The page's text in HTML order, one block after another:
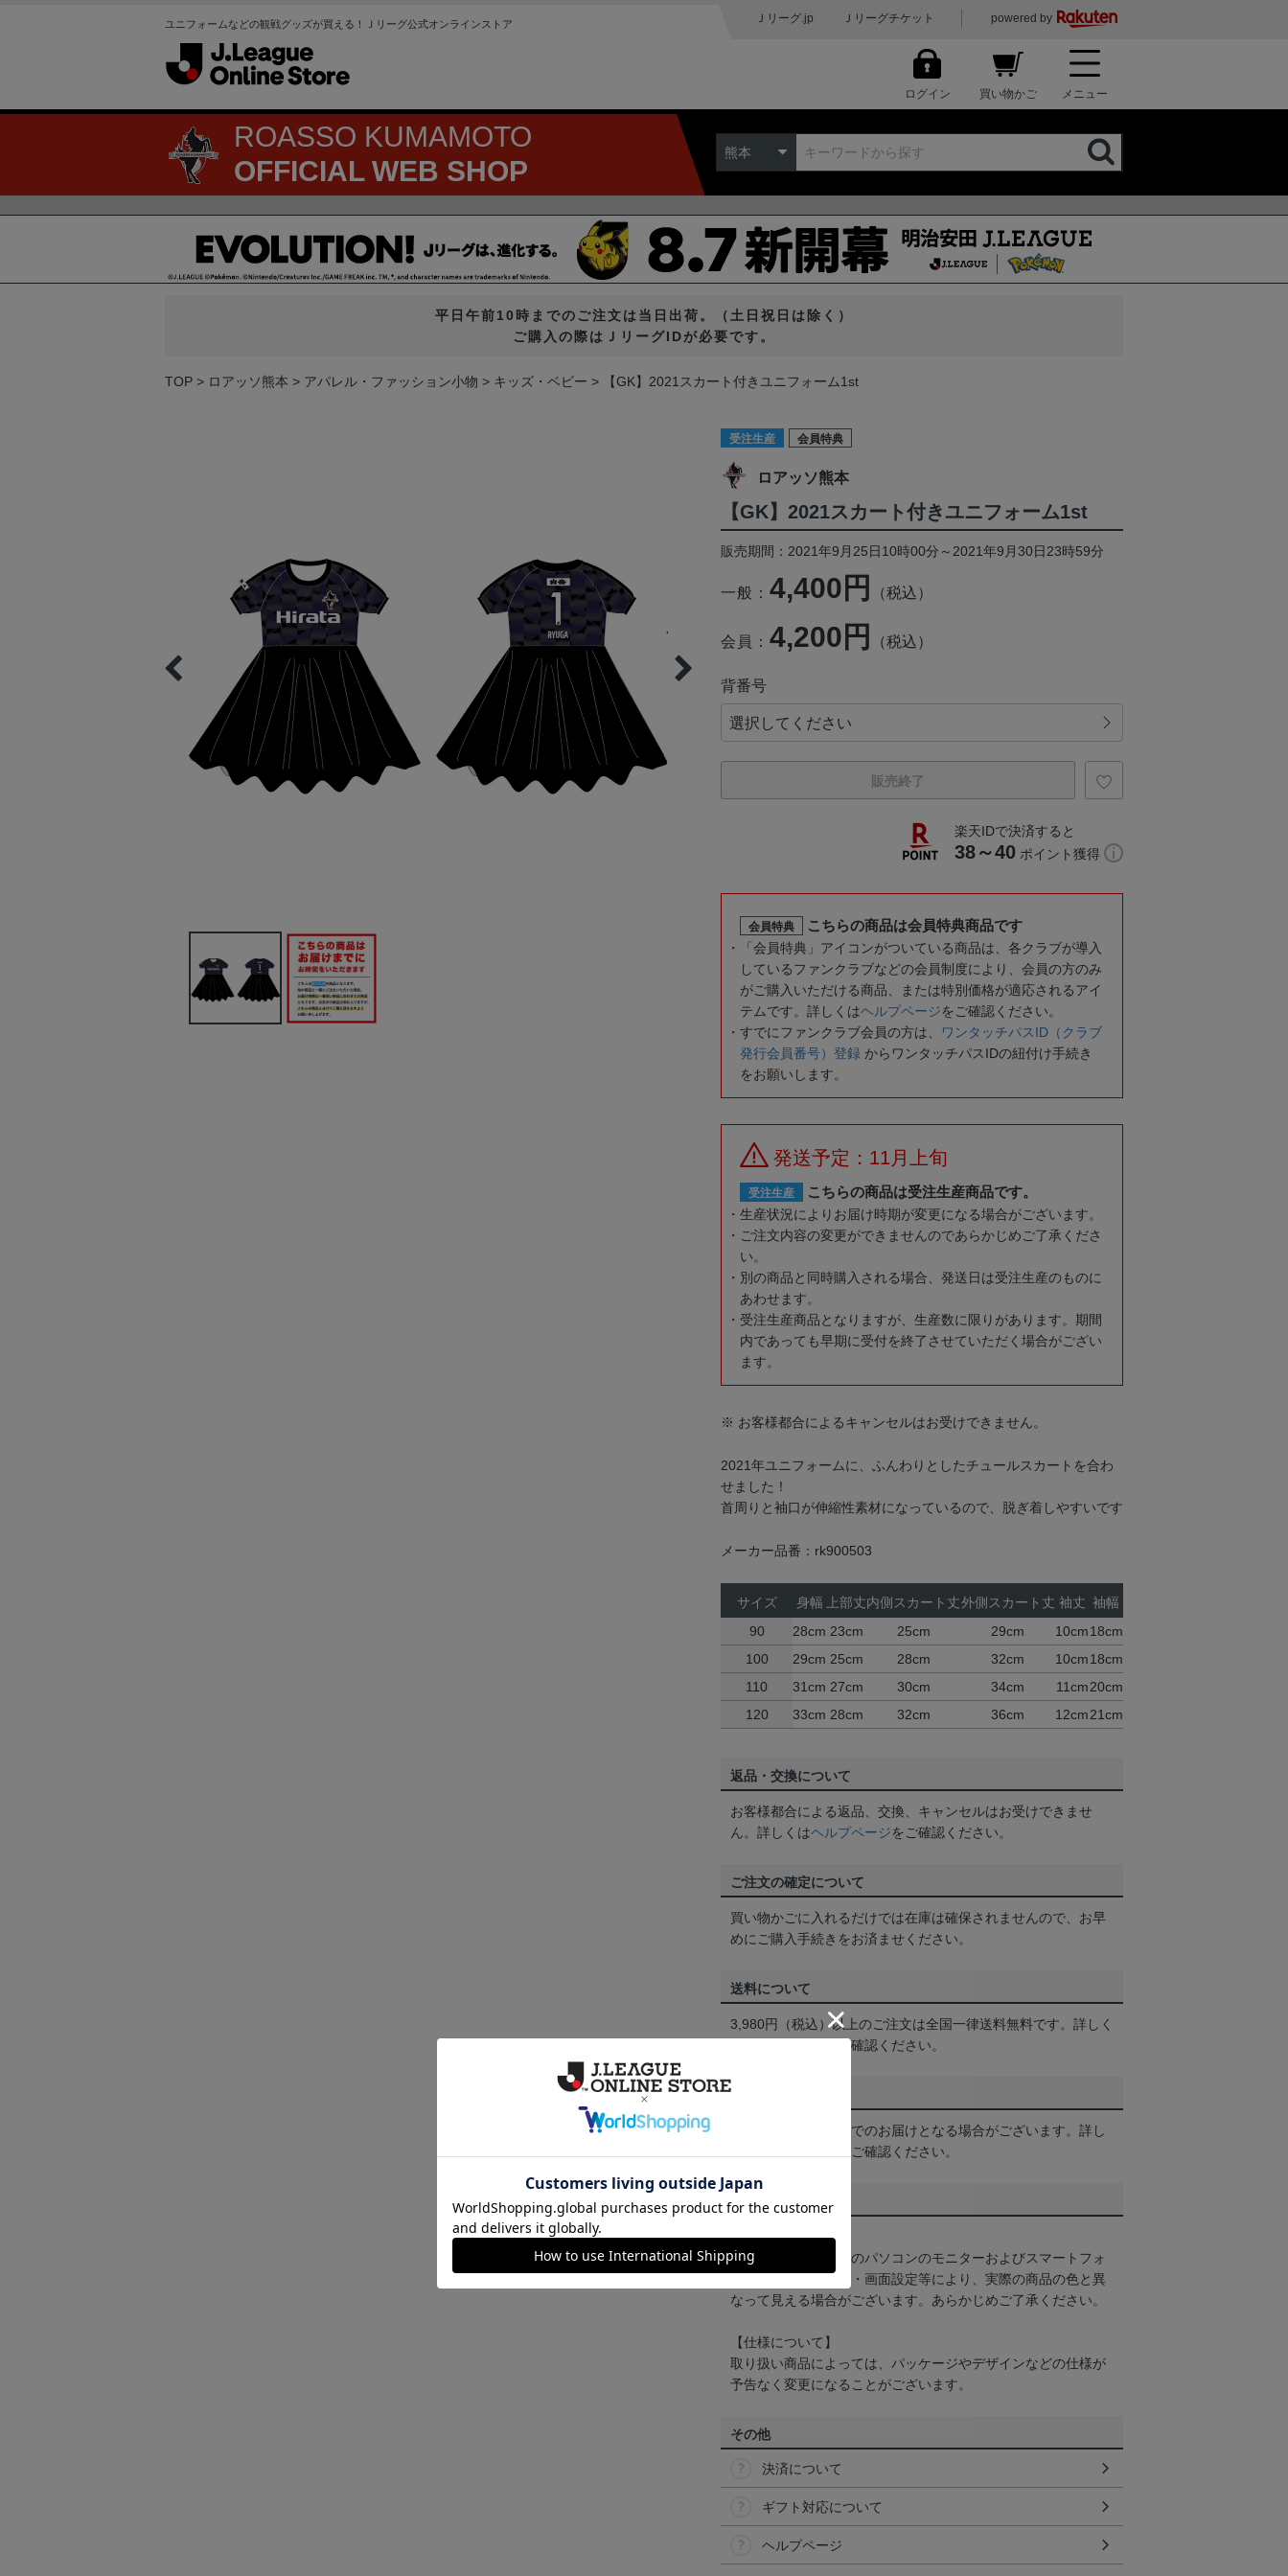
ユニフォームなどの観戦グッズが買える！Ｊリーグ公式オンラインストア Ｊリーグ.jp Ｊリーグチケット powered by
ログイン 買い物かご メニュー
ROASSO KUMAMOTO
OFFICIAL WEB SHOP
熊本
平日午前10時までのご注文は当日出荷。（土日祝日は除く）
ご購入の際はＪリーグIDが必要です。
TOP ロアッソ熊本 アパレル・ファッション小物 キッズ・ベビー 【GK】2021スカート付きユニフォーム1st
受注生産 会員特典
ロアッソ熊本
【GK】2021スカート付きユニフォーム1st
販売期間：2021年9月25日10時00分～2021年9月30日23時59分
一般： 4,400円 （税込）
会員： 4,200円 （税込）
背番号
販売終了
楽天IDで決済すると
38～40 ポイント獲得
会員特典 こちらの商品は会員特典商品です
「会員特典」アイコンがついている商品は、各クラブが導入
しているファンクラブなどの会員制度により、会員の方のみ
がご購入いただける商品、または特別価格が適応されるアイ
テムです。詳しくはヘルプページをご確認ください。
すでにファンクラブ会員の方は、
ワンタッチパスID（クラブ
発行会員番号）登録 からワンタッチパスIDの紐付け手続き
をお願いします。
発送予定：11月上旬
受注生産 こちらの商品は受注生産商品です。
生産状況によりお届け時期が変更になる場合がございます。
ご注文内容の変更ができませんのであらかじめご了承くださ
い。
別の商品と同時購入される場合、発送日は受注生産のものに
あわせます。
受注生産商品となりますが、生産数に限りがあります。期間
内であっても早期に受付を終了させていただく場合がござい
ます。
※ お客様都合によるキャンセルはお受けできません。
2021年ユニフォームに、ふんわりとしたチュールスカートを合わ
せました！
首周りと袖口が伸縮性素材になっているので、脱ぎ着しやすいです
メーカー品番：rk900503
サイズ 身幅 上部丈内側スカート丈外側スカート丈 袖丈 袖幅
90
28cm 23cm 25cm 29cm 10cm18cm
100
29cm 25cm 28cm 32cm 10cm18cm
110
31cm 27cm 30cm 34cm 11cm20cm
120
33cm 28cm 32cm 36cm 12cm21cm
返品・交換について
お客様都合による返品、交換、キャンセルはお受けできませ
ん。詳しくはヘルプページをご確認ください。
ご注文の確定について
買い物かごに入れるだけでは在庫は確保されませんので、お早
めにご購入手続きをお済ませください。
送料について
3,980円（税込）以上のご注文は全国一律送料無料です。詳しく
をご確認ください。
配送方法について
一部商品はメール便でのお届けとなる場合がございます。詳し
をご確認ください。
商品について
【カラーについて】
商品画像は、お使いのパソコンのモニターおよびスマートフォ
ンのメーカー・機種・画面設定等により、実際の商品の色と異
なって見える場合がございます。あらかじめご了承ください。
【仕様について】
取り扱い商品によっては、パッケージやデザインなどの仕様が
予告なく変更になることがございます。
その他
決済について
ギフト対応について
ヘルプページ